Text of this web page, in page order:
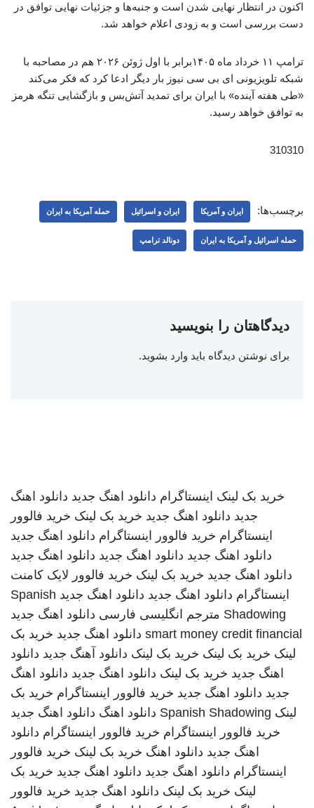
اکنون در انتظار نهایی شدن است و جنبه‌ها و جزئیات نهایی توافق در
دست بررسی است و به‌ زودی اعلام خواهد شد.
ترامپ ۱۱ خرداد ماه ۱۴۰۵برابر با اول ژوئن ۲۰۲۶ هم در مصاحبه با
شبکه تلویزیونی ای بی سی نیوز بار دیگر ادعا کرد که فکر می‌کند
«طی هفته آینده» با ایران برای تمدید آتش‌بس و بازگشایی تنگه هرمز
به توافق خواهد رسید.
310310
برچسب‌ها: ایران و آمریکا ایران و اسرائیل حمله آمریکا به ایران
حمله اسرائیل و آمریکا به ایران دونالد ترامپ
دیدگاهتان را بنویسید
برای نوشتن دیدگاه باید وارد بشوید.
خرید بک لینک اینستاگرام دانلود اهنگ جدید دانلود اهنگ
جدید دانلود اهنگ جدید خرید بک لینک خرید فالوور
اینستاگرام خرید فالوور اینستاگرام دانلود اهنگ جدید
دانلود اهنگ جدید دانلود اهنگ جدید دانلود اهنگ جدید
دانلود اهنگ جدید خرید بک لینک خرید فالوور لایک کامنت
اینستاگرام دانلود اهنگ جدید دانلود اهنگ جدید Spanish
Shadowing مترجم انگلیسی فارسی دانلود اهنگ جدید
smart money credit financial دانلود اهنگ جدید خرید بک
لینک خرید بک لینک خرید بک لینک دانلود آهنگ جدید دانلود
اهنگ جدید خرید بک لینک دانلود اهنگ جدید دانلود اهنگ
جدید دانلود اهنگ جدید خرید فالوور اینستاگرام خرید بک
لینک Spanish Shadowing دانلود اهنگ دانلود اهنگ جدید
خرید فالوور اینستاگرام خرید فالوور اینستاگرام دانلود
اهنگ جدید دانلود اهنگ خرید بک لینک خرید فالوور
اینستاگرام دانلود اهنگ جدید دانلود اهنگ جدید خرید بک
لینک خرید بک لینک دانلود اهنگ جدید خرید فالوور